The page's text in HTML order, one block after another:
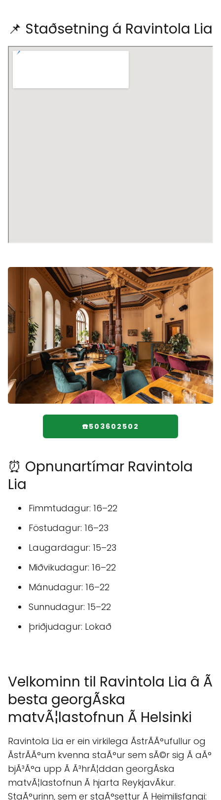
📌 Staðsetning á Ravintola Lia
☎️503602502
⏰ Opnunartímar Ravintola
Lia
Fimmtudagur: 16–22
Föstudagur: 16–23
Laugardagur: 15–23
Miðvikudagur: 16–22
Mánudagur: 16–22
Sunnudagur: 15–22
þriðjudagur: Lokað
Velkominn til Ravintola Lia â Ã
besta georgÃ­ska
matvÃ¦lastofnun Ã­ Helsinki
Ravintola Lia er ein virkilega ÃstrÃ­Ã°ufullur og
ÃstrÃ­Ã°um kvenna staÃ°ur sem sÃ©r sig Ã aÃ°
bjÃ³Ã°a upp Ã Ã³hrÃ¦ddan georgÃ­ska
matvÃ¦lastofnun Ã­ hjarta ReykjavÃ­kur.
StaÃ°urinn, sem er staÃ°settur Ã Heimilisfangi: